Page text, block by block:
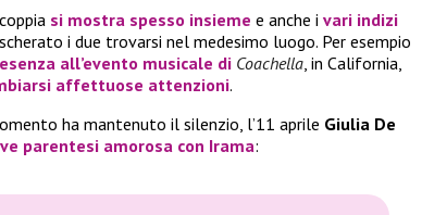
si mostra spesso insieme e anche i vari indizi
i due trovarsi nel medesimo luogo. Per esempio
all’evento musicale di Coachella, in California,
affettuose attenzioni.
ha mantenuto il silenzio, l’11 aprile Giulia De
parentesi amorosa con Irama: